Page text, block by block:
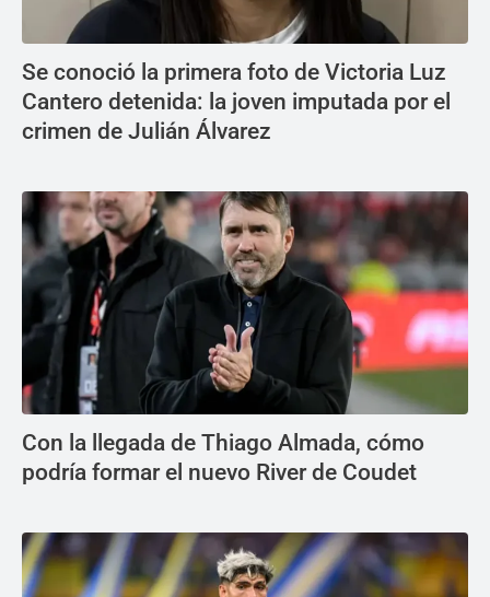
Se conoció la primera foto de Victoria Luz
Cantero detenida: la joven imputada por el
crimen de Julián Álvarez
Con la llegada de Thiago Almada, cómo
podría formar el nuevo River de Coudet